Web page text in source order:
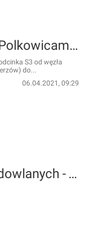
Pomiędzy Lubinem a Polkowicami powstaje brakujący odcinek trasy S3 [ZDJĘCIA]
S3 od węzła
do...
06.04.2021, 09:29
Transport maszyn budowlanych - TOMAR